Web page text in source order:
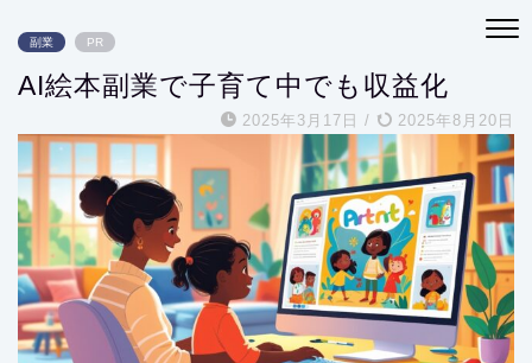
副業 PR
AI絵本副業で子育て中でも収益化
2025年3月17日 / 2025年8月20日